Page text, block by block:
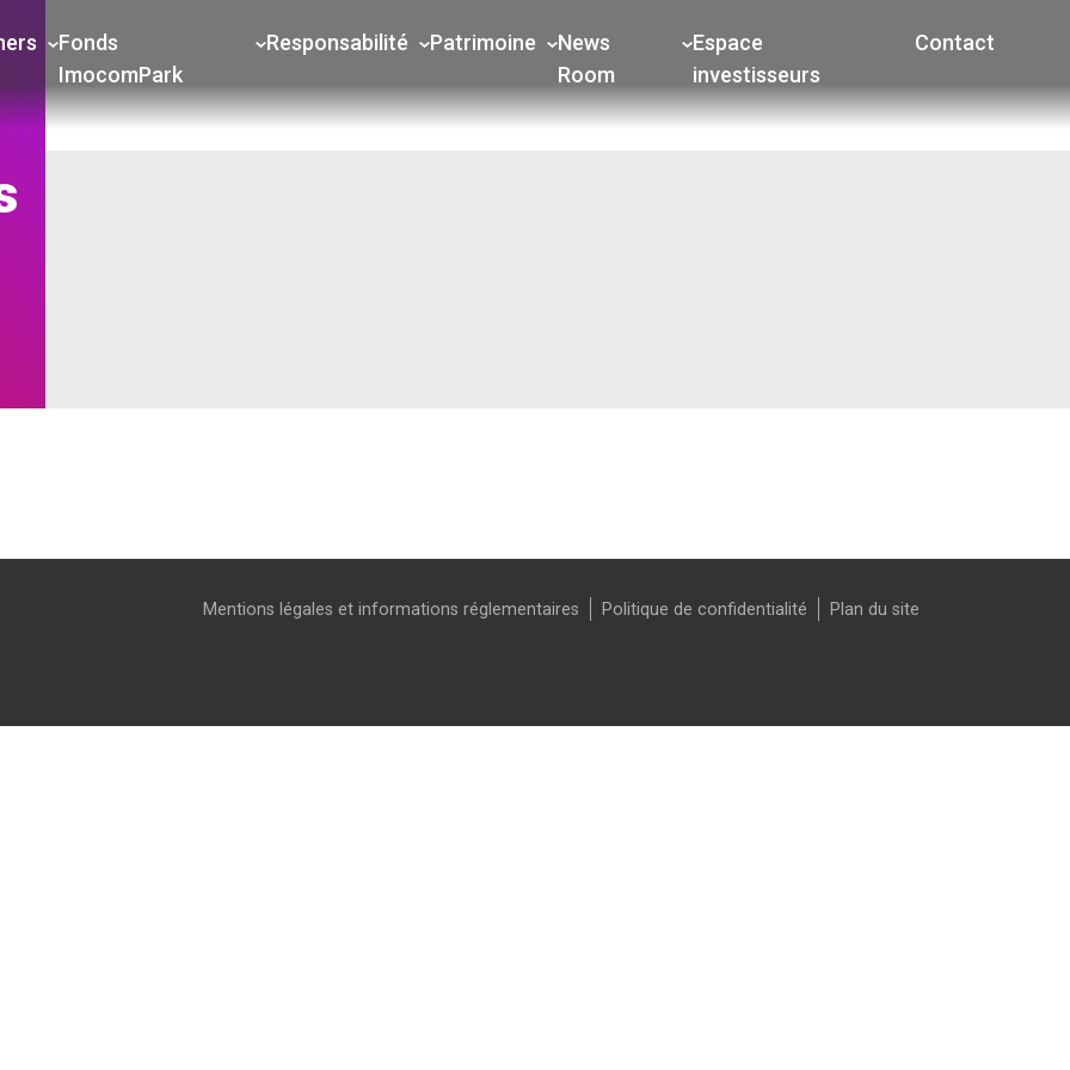
Fonds
ImocomPark
Responsabilité Patrimoine
News
Room
Espace
investisseurs
Contact
Mentions légales et informations réglementaires Politique de confidentialité Plan du site